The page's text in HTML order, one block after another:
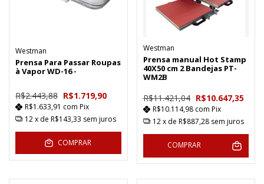
Westman
Prensa Para Passar Roupas
à Vapor WD-16 -
R$2.443,88 R$1.719,90
R$1.633,91 com Pix
12x de R$143,33 sem juros
COMPRAR
Westman
Prensa manual Hot Stamp
40X50 cm 2 Bandejas PT-
WM2B
R$11.421,04 R$10.647,35
R$10.114,98 com Pix
12 x de R$887,28 sem juros
COMPRAR